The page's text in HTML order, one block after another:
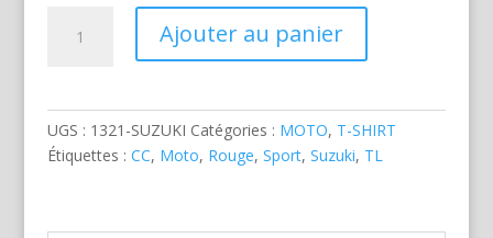
Rouge
Ajouter au panier
UGS : 1321-SUZUKI Catégories : MOTO, T-SHIRT
Étiquettes : CC, Moto, Rouge, Sport, Suzuki, TL